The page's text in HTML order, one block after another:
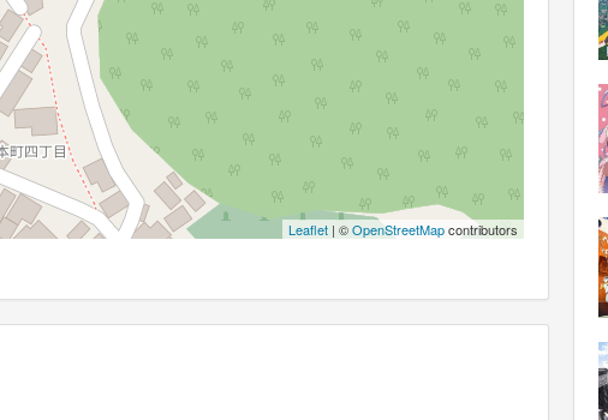
Leaflet | ©OpenStreetMapcontributors